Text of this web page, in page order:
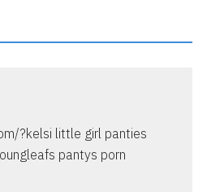
?kelsi little girl panties
pantys porn